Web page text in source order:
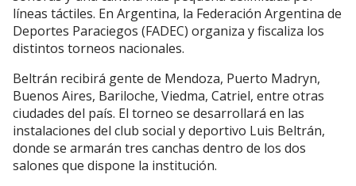
líneas táctiles. En Argentina, la Federación Argentina de
Deportes Paraciegos (FADEC) organiza y fiscaliza los
distintos torneos nacionales.
Beltrán recibirá gente de Mendoza, Puerto Madryn,
Buenos Aires, Bariloche, Viedma, Catriel, entre otras
ciudades del país. El torneo se desarrollará en las
instalaciones del club social y deportivo Luis Beltrán,
donde se armarán tres canchas dentro de los dos
salones que dispone la institución.